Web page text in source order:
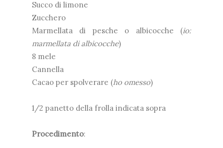
Succo di limone
Zucchero
Marmellata di pesche o albicocche (io:
marmellata di albicocche)
8 mele
Cannella
Cacao per spolverare (ho omesso)
1/2 panetto della frolla indicata sopra
Procedimento: